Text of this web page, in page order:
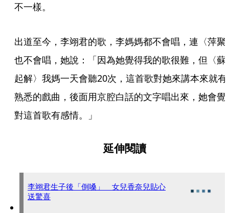
不一樣。
出道至今，李翊君的歌，李媽媽都不會唱，連〈萍聚
也不會唱，她說：「因為她覺得我的歌很難，但〈蘇
起解〉我媽一天會聽20次，這首歌對她來講本來就有
熟悉的戲曲，後面用京腔白話的文字唱出來，她會覺
對這首歌有感情。」
延伸閱讀
李翊君生子後「倒嗓」 女兒香奈兒貼心
送驚喜